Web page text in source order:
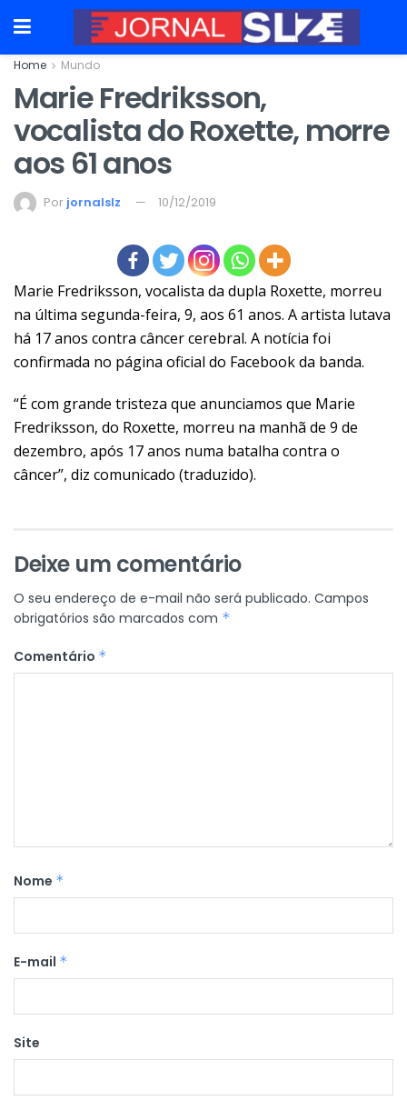
Home Mundo
Marie Fredriksson,
vocalista do Roxette, morre
aos 61 anos
Por jornalslz 10/12/2019
Marie Fredriksson, vocalista da dupla Roxette, morreu
na última segunda-feira, 9, aos 61 anos. A artista lutava
há 17 anos contra câncer cerebral. A notícia foi
confirmada no página oficial do Facebook da banda.
“É com grande tristeza que anunciamos que Marie
Fredriksson, do Roxette, morreu na manhã de 9 de
dezembro, após 17 anos numa batalha contra o
câncer”, diz comunicado (traduzido).
Deixe um comentário
O seu endereço de e-mail não será publicado. Campos
obrigatórios são marcados com *
Comentário *
Nome *
E-mail *
Site